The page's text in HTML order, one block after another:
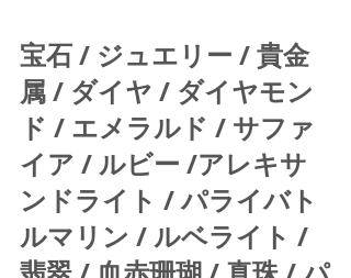
宝石 / ジュエリー / 貴金
属 / ダイヤ / ダイヤモン
ド / エメラルド / サファ
イア / ルビー /アレキサ
ンドライト / パライバト
ルマリン / ルベライト /